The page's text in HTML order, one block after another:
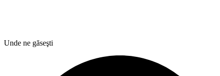
Unde ne găseşti